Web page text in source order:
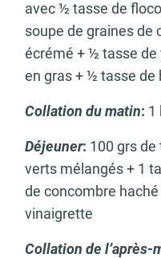
avec ½ tasse de
soupe de graines de
écrémé + ½ tasse
en gras + ½ tasse de
Collation du matin: 1
Déjeuner: 100 grs
verts mélangés + 1
de concombre
vinaigrette
Collation de l’après-